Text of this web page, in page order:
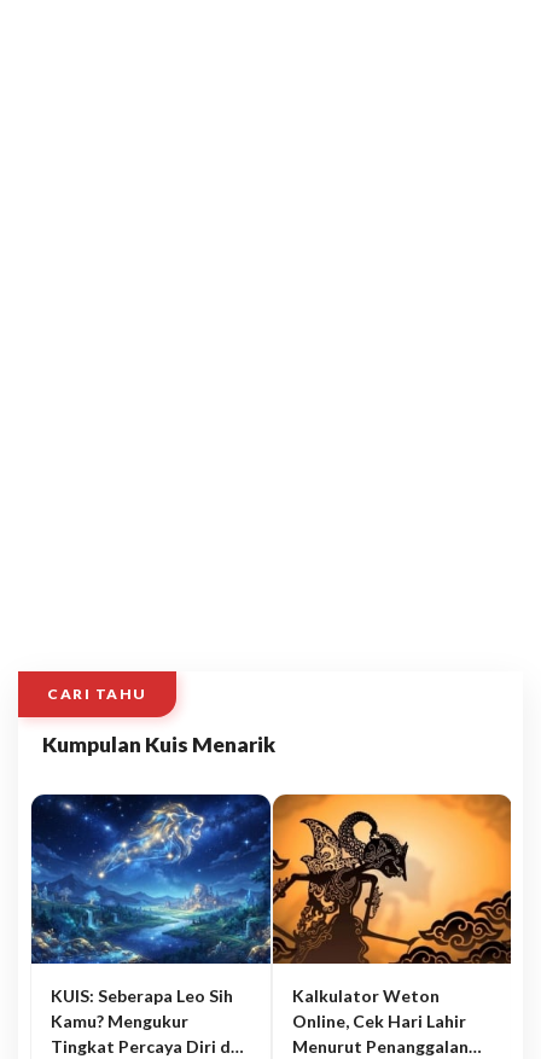
CARI TAHU
Kumpulan Kuis Menarik
KUIS: Seberapa Leo Sih
Kamu? Mengukur
Tingkat Percaya Diri dan
Kalkulator Weton
Online, Cek Hari Lahir
Menurut Penanggalan